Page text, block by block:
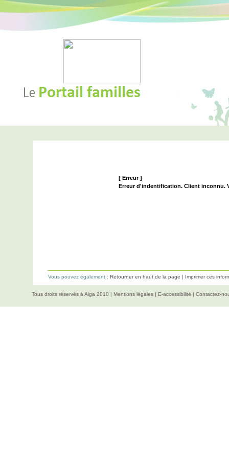
[ Erreur ]
Erreur d'indentification. Client inconnu.
Vous pouvez également : Retourner en haut de la page | Imprimer ces
Tous droits réservés à Aiga 2010 | Mentions légales| E-accessibilité | Contactez-